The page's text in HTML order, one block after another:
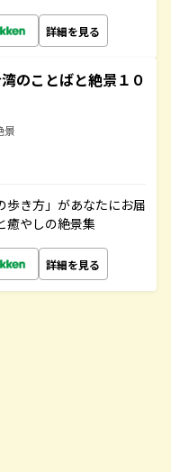
詳細を見る
のことばと絶景１０
景
歩き方」があなたにお届
癒やしの絶景集
詳細を見る